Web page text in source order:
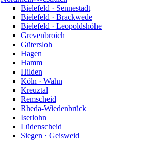
Bielefeld · Sennestadt
Bielefeld · Brackwede
Bielefeld · Leopoldshöhe
Grevenbroich
Gütersloh
Hagen
Hamm
Hilden
Köln · Wahn
Kreuztal
Remscheid
Rheda-Wiedenbrück
Iserlohn
Lüdenscheid
Siegen · Geisweid